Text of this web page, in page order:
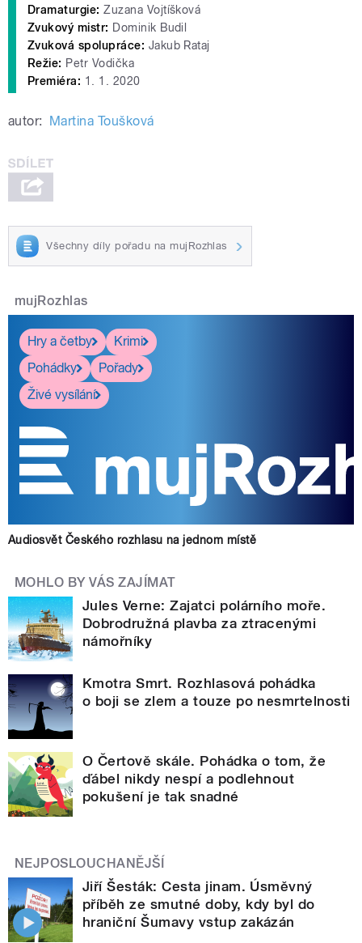
Dramaturgie: Zuzana Vojtíšková
Zvukový mistr: Dominik Budil
Zvuková spolupráce: Jakub Rataj
Režie: Petr Vodička
Premiéra: 1. 1. 2020
autor: Martina Toušková
Všechny díly pořadu na mujRozhlas
mujRozhlas
Hry a četby
Krimi
Pohádky
Pořady
Živé vysílání
Audiosvět Českého rozhlasu na jednom místě
MOHLO BY VÁS ZAJÍMAT
Jules Verne: Zajatci polárního moře.
Dobrodružná plavba za ztracenými
námořníky
Kmotra Smrt. Rozhlasová pohádka
o boji se zlem a touze po nesmrtelnosti
O Čertově skále. Pohádka o tom, že
ďábel nikdy nespí a podlehnout
pokušení je tak snadné
NEJPOSLOUCHANĚJŠÍ
Jiří Šesták: Cesta jinam. Úsměvný
příběh ze smutné doby, kdy byl do
hraniční Šumavy vstup zakázán